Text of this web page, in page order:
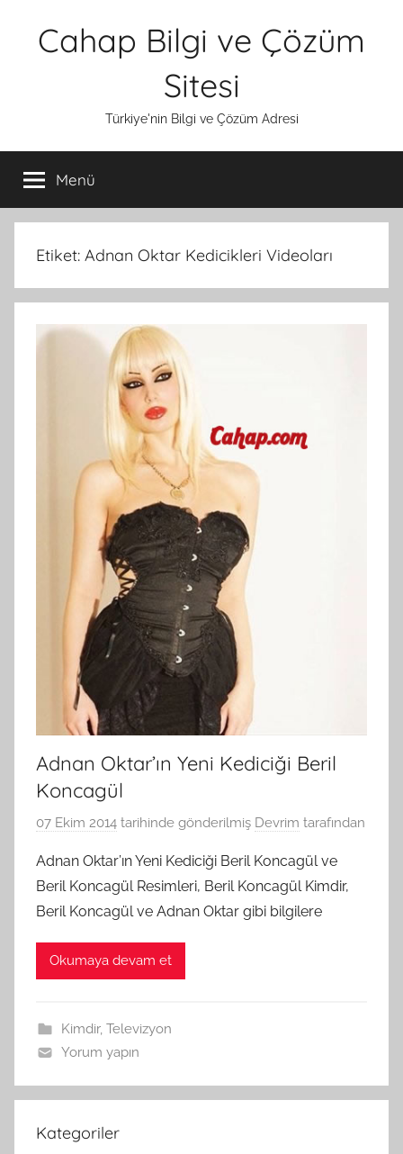
Cahap Bilgi ve Çözüm
Sitesi
Türkiye'nin Bilgi ve Çözüm Adresi
Menü
Etiket: Adnan Oktar Kedicikleri Videoları
Adnan Oktar’ın Yeni Kediciği Beril
Koncagül
07 Ekim 2014 tarihinde gönderilmiş Devrim tarafından
Adnan Oktar’ın Yeni Kediciği Beril Koncagül ve
Beril Koncagül Resimleri, Beril Koncagül Kimdir,
Beril Koncagül ve Adnan Oktar gibi bilgilere
Okumaya devam et
Kimdir, Televizyon
Yorum yapın
Kategoriler